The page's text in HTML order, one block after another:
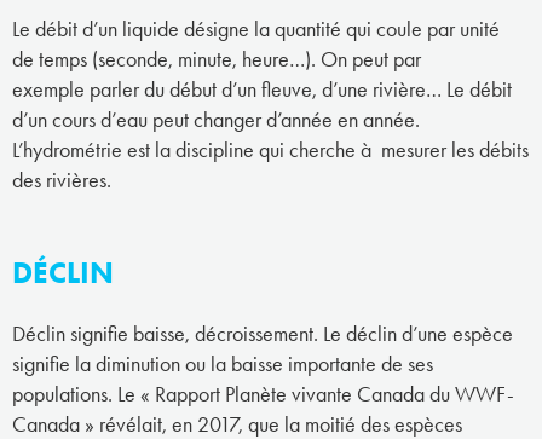
Le débit d’un liquide désigne la quantité qui coule par unité
de temps (seconde, minute, heure…). On peut par
exemple parler du début d’un fleuve, d’une rivière… Le débit
d’un cours d’eau peut changer d’année en année.
L’hydrométrie est la discipline qui cherche à mesurer les débits
des rivières.
DÉCLIN
Déclin signifie baisse, décroissement. Le déclin d’une espèce
signifie la diminution ou la baisse importante de ses
populations. Le « Rapport Planète vivante Canada du WWF-
Canada » révélait, en 2017, que la moitié des espèces